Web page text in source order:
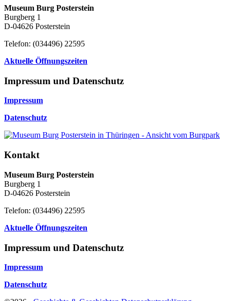
Museum Burg Posterstein
Burgberg 1
D-04626 Posterstein
Telefon: (034496) 22595
Aktuelle Öffnungszeiten
Impressum und Datenschutz
Impressum
Datenschutz
Kontakt
Museum Burg Posterstein
Burgberg 1
D-04626 Posterstein
Telefon: (034496) 22595
Aktuelle Öffnungszeiten
Impressum und Datenschutz
Impressum
Datenschutz